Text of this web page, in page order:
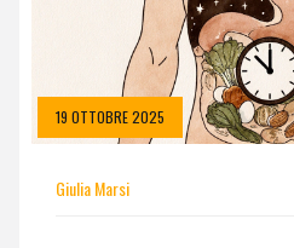
19 OTTOBRE 2025
Giulia Marsi